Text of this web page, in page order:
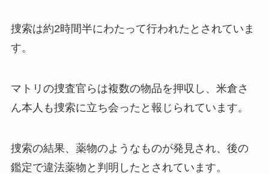
捜索は約2時間半にわたって行われたとされていま
す。
マトリの捜査官らは複数の物品を押収し、米倉さ
ん本人も捜索に立ち会ったと報じられています。
捜索の結果、薬物のようなものが発見され、後の
鑑定で違法薬物と判明したとされています。